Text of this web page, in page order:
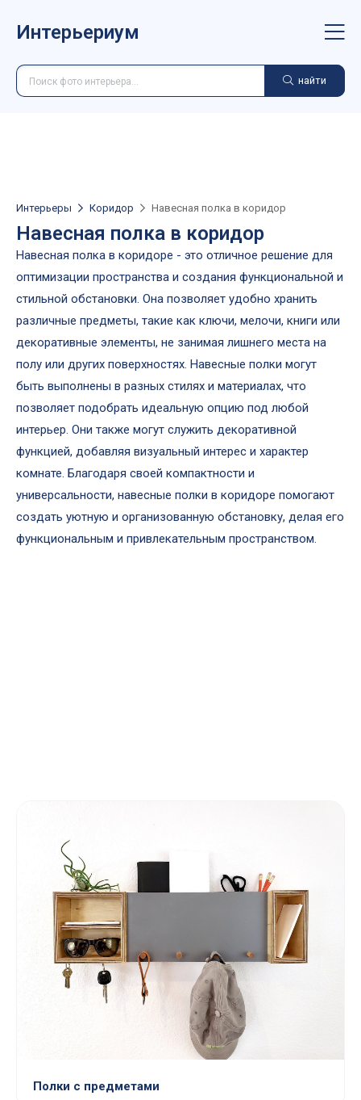
Интерьериум
найти
Интерьеры Коридор Навесная полка в коридор
Навесная полка в коридор
Навесная полка в коридоре - это отличное решение для
оптимизации пространства и создания функциональной и
стильной обстановки. Она позволяет удобно хранить
различные предметы, такие как ключи, мелочи, книги или
декоративные элементы, не занимая лишнего места на
полу или других поверхностях. Навесные полки могут
быть выполнены в разных стилях и материалах, что
позволяет подобрать идеальную опцию под любой
интерьер. Они также могут служить декоративной
функцией, добавляя визуальный интерес и характер
комнате. Благодаря своей компактности и
универсальности, навесные полки в коридоре помогают
создать уютную и организованную обстановку, делая его
функциональным и привлекательным пространством.
Полки с предметами